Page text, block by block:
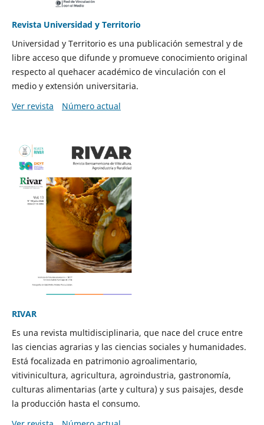
Revista Universidad y Territorio
Universidad y Territorio es una publicación semestral y de
libre acceso que difunde y promueve conocimiento original
respecto al quehacer académico de vinculación con el
medio y extensión universitaria.
Ver revista
Número actual
RIVAR
Es una revista multidisciplinaria, que nace del cruce entre
las ciencias agrarias y las ciencias sociales y humanidades.
Está focalizada en patrimonio agroalimentario,
vitivinicultura, agricultura, agroindustria, gastronomía,
culturas alimentarias (arte y cultura) y sus paisajes, desde
la producción hasta el consumo.